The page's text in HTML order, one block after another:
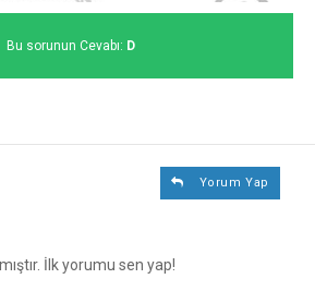
Bu sorunun Cevabı: D
Yorum Yap
İlk yorumu sen yap!